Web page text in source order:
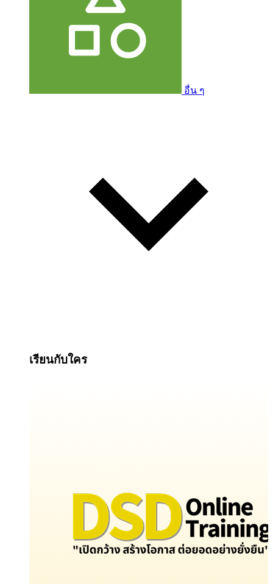
อื่น ๆ
เรียนกับใคร